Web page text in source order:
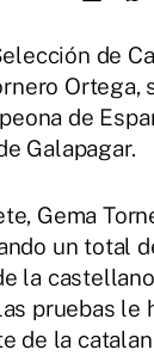
de
Ortega,
de
Galapagar.
Gema
un total
la
pruebas le
de la